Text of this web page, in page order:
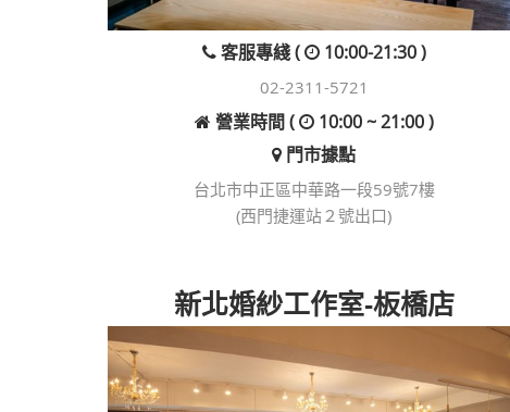
客服專綫 ( 10:00-21:30 )
02-2311-5721
營業時間 (
10:00 ~ 21:00 )
門市據點
台北市中正區中華路一段59號7樓
(西門捷運站２號出口)
新北婚紗工作室-板橋店